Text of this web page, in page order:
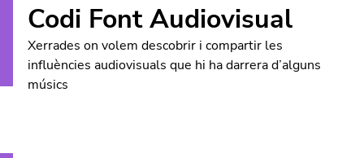
Codi Font Audiovisual
Xerrades on volem descobrir i compartir les
influències audiovisuals que hi ha darrera d’alguns
músics